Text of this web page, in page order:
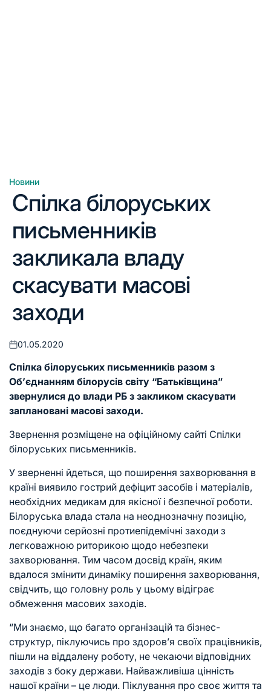
Опублікувати
у
Новини
Спілка білоруських
письменників
закликала владу
скасувати масові
заходи
Оприлюднено
01.05.2020
Спілка білоруських письменників разом з
Об’єднанням білорусів світу “Батьківщина”
звернулися до влади РБ з закликом скасувати
заплановані масові заходи.
Звернення розміщене на офіційному сайті Спілки
білоруських письменників.
У зверненні йдеться, що поширення захворювання в
країні виявило гострий дефіцит засобів і матеріалів,
необхідних медикам для якісної і безпечної роботи.
Білоруська влада стала на неоднозначну позицію,
поєднуючи серйозні протиепідемічні заходи з
легковажною риторикою щодо небезпеки
захворювання. Тим часом досвід країн, яким
вдалося змінити динаміку поширення захворювання,
свідчить, що головну роль у цьому відіграє
обмеження масових заходів.
“Ми знаємо, що багато організацій та бізнес-
структур, піклуючись про здоров’я своїх працівників,
пішли на віддалену роботу, не чекаючи відповідних
заходів з боку держави. Найважливіша цінність
нашої країни – це люди. Піклування про своє життя та